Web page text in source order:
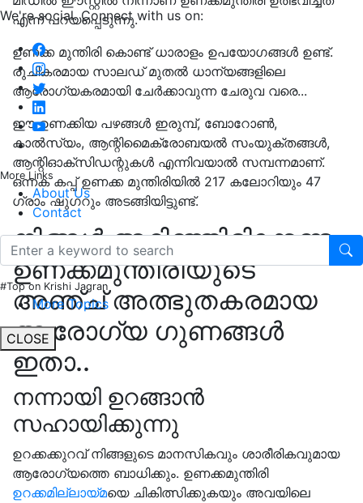
We're social. Connect with us on:
More Links
About Us
Contact
#Top on Krishi Jagran
More Topics
CLOSE
എന്ന് പറയപ്പെടുന്നു.
ഉണക്ക മുന്തിരി കൊണ്ട് ധാരാളം ഉപയോഗങ്ങൾ ഉണ്ട്.
രുചികരമായ സാലഡ് മുതൽ ധാന്യങ്ങളിലെ
ആരോഗ്യകരമായി ചേർക്കാവുന്ന ചേരുവ വരെ...
ഈ ഉണക്കിയ പഴങ്ങൾ ഇരുമ്പ്, ബോറോൺ,
കാൽസ്യം, ആന്റിമൈക്രോബയൽ സംയുക്തങ്ങൾ,
ആന്റിഓക്‌സിഡന്റുകൾ എന്നിവയാൽ സമ്പന്നമാണ്.
ഒന്നക കപ്പ് ഉണക്ക മുന്തിരിയിൽ 217 കലോറിയും 47
ഗ്രാം ഷുഗറും അടങ്ങിയിട്ടുണ്ട്.
നിങ്ങൾ അറിഞ്ഞിരിക്കേണ്ട
ഉണക്കമുന്തിരിയുടെ
അഞ്ച് അത്ഭുതകരമായ
ആരോഗ്യ ഗുണങ്ങൾ
ഇതാ..
നന്നായി ഉറങ്ങാൻ
സഹായിക്കുന്നു
ഉറക്കക്കുറവ് നിങ്ങളുടെ മാനസികവും ശാരീരികവുമായ
ആരോഗ്യത്തെ ബാധിക്കും. ഉണക്കമുന്തിരി
ഉറക്കമില്ലായ്മയെ ചികിത്സിക്കുകയും അവയിലെ